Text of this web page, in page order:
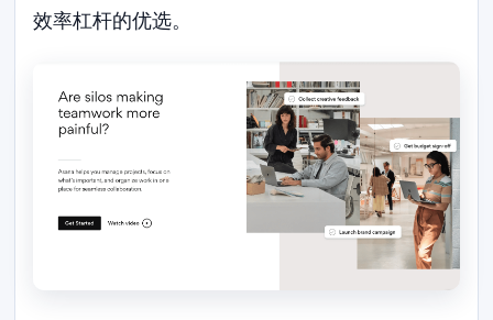
效率杠杆的优选。